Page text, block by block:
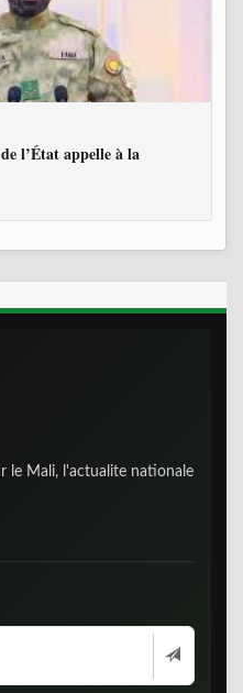
l’État appelle à la
le Mali, l'actualite nationale